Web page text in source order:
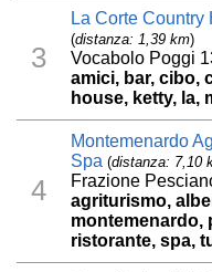
3
La Corte
(distanza: 1,39 km)
Vocabolo Poggi
amici, bar, cibo,
house, ketty, la,
4
Montemenardo
Spa (distanza: 7,10
Frazione
agriturismo,
montemenardo,
ristorante, spa,